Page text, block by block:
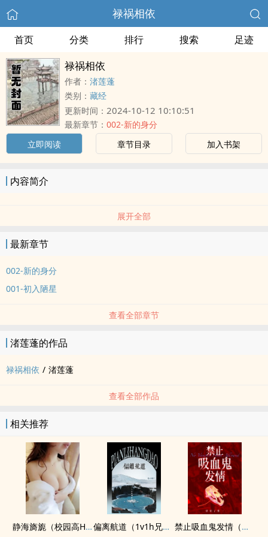
禄祸相依
首页 分类 排行 搜索 足迹
禄祸相依
作者： 渚莲蓬
类别： 藏经
更新时间： 2024-10-12 10:10:51
最新章节： 002-新的身分
立即阅读
章节目录 加入书架
内容简介
展开全部
最新章节
002-新的身分
001-初入陋星
查看全部章节
渚莲蓬的作品
禄祸相依 / 渚莲蓬
查看全部作品
相关推荐
静海旖旎（校园高H） 偏离航道（1v1h兄妹骨科bg） 禁止吸血鬼发情（姐狗高H 1v1）